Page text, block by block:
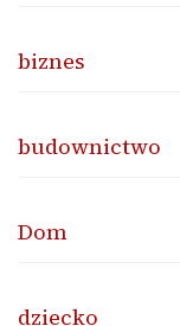
biznes
budownictwo
Dom
dziecko